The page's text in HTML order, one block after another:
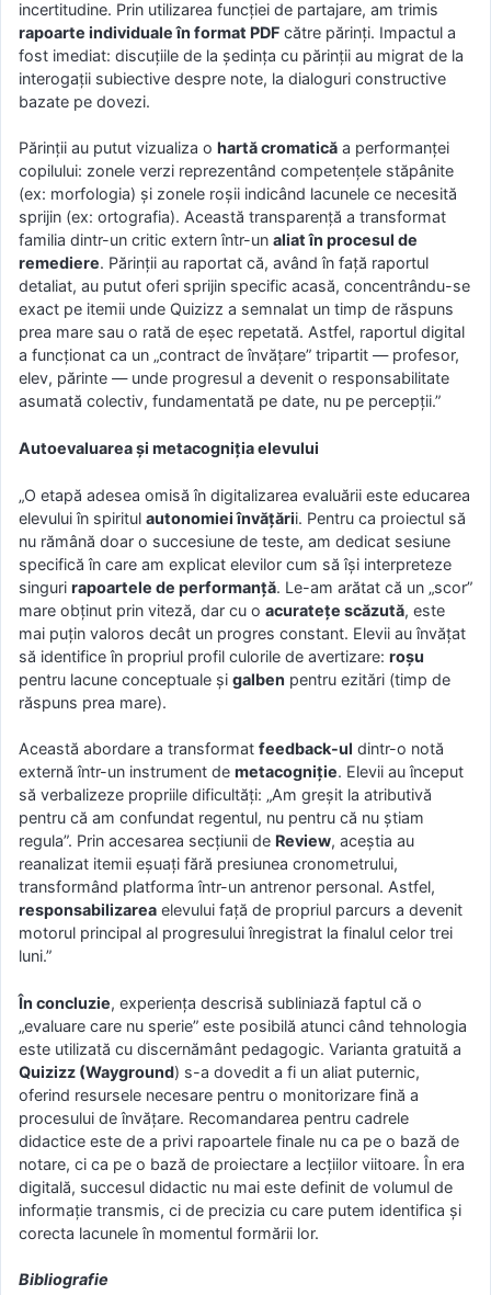
incertitudine. Prin utilizarea funcției de partajare, am trimis
rapoarte individuale în format PDF către părinți. Impactul a
fost imediat: discuțiile de la ședința cu părinții au migrat de la
interogații subiective despre note, la dialoguri constructive
bazate pe dovezi.
Părinții au putut vizualiza o hartă cromatică a performanței
copilului: zonele verzi reprezentând competențele stăpânite
(ex: morfologia) și zonele roșii indicând lacunele ce necesită
sprijin (ex: ortografia). Această transparență a transformat
familia dintr-un critic extern într-un aliat în procesul de
remediere. Părinții au raportat că, având în față raportul
detaliat, au putut oferi sprijin specific acasă, concentrându-se
exact pe itemii unde Quizizz a semnalat un timp de răspuns
prea mare sau o rată de eșec repetată. Astfel, raportul digital
a funcționat ca un „contract de învățare” tripartit — profesor,
elev, părinte — unde progresul a devenit o responsabilitate
asumată colectiv, fundamentată pe date, nu pe percepții.”
Autoevaluarea și metacogniția elevului
„O etapă adesea omisă în digitalizarea evaluării este educarea
elevului în spiritul autonomiei învățării. Pentru ca proiectul să
nu rămână doar o succesiune de teste, am dedicat sesiune
specifică în care am explicat elevilor cum să își interpreteze
singuri rapoartele de performanță. Le-am arătat că un „scor”
mare obținut prin viteză, dar cu o acuratețe scăzută, este
mai puțin valoros decât un progres constant. Elevii au învățat
să identifice în propriul profil culorile de avertizare: roșu
pentru lacune conceptuale și galben pentru ezitări (timp de
răspuns prea mare).
Această abordare a transformat feedback-ul dintr-o notă
externă într-un instrument de metacogniție. Elevii au început
să verbalizeze propriile dificultăți: „Am greșit la atributivă
pentru că am confundat regentul, nu pentru că nu știam
regula”. Prin accesarea secțiunii de Review, aceștia au
reanalizat itemii eșuați fără presiunea cronometrului,
transformând platforma într-un antrenor personal. Astfel,
responsabilizarea elevului față de propriul parcurs a devenit
motorul principal al progresului înregistrat la finalul celor trei
luni.”
În concluzie, experiența descrisă subliniază faptul că o
„evaluare care nu sperie” este posibilă atunci când tehnologia
este utilizată cu discernământ pedagogic. Varianta gratuită a
Quizizz (Wayground) s-a dovedit a fi un aliat puternic,
oferind resursele necesare pentru o monitorizare fină a
procesului de învățare. Recomandarea pentru cadrele
didactice este de a privi rapoartele finale nu ca pe o bază de
notare, ci ca pe o bază de proiectare a lecțiilor viitoare. În era
digitală, succesul didactic nu mai este definit de volumul de
informație transmis, ci de precizia cu care putem identifica și
corecta lacunele în momentul formării lor.
Bibliografie